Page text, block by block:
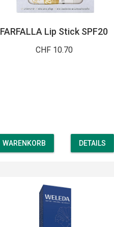
FARFALLA Lip Stick SPF20
CHF 10.70
WARENKORB DETAILS